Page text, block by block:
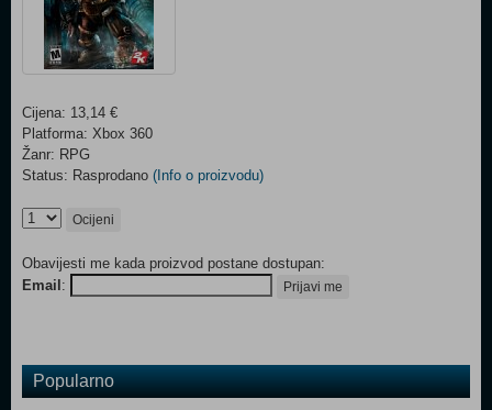
Cijena: 13,14 €
Platforma: Xbox 360
Žanr: RPG
Status: Rasprodano (Info o proizvodu)
Ocijeni
Obavijesti me kada proizvod postane dostupan:
Email : Prijavi me
Popularno